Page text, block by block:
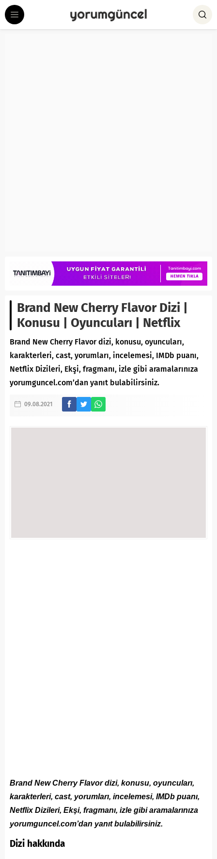
Brand New Cherry Flavor Dizi |
Konusu | Oyuncuları | Netflix
Brand New Cherry Flavor dizi, konusu, oyuncuları,
karakterleri, cast, yorumları, incelemesi, IMDb puanı,
Netflix Dizileri, Ekşi, fragmanı, izle gibi aramalarınıza
yorumguncel.com’dan yanıt bulabilirsiniz.
09.08.2021
Brand New Cherry Flavor dizi, konusu, oyuncuları,
karakterleri, cast, yorumları, incelemesi, IMDb puanı,
Netflix Dizileri, Ekşi, fragmanı, izle gibi aramalarınıza
yorumguncel.com’dan yanıt bulabilirsiniz.
Dizi hakkında